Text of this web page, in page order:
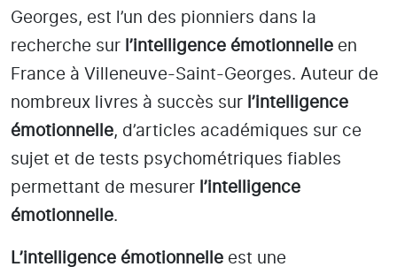
Georges, est l’un des pionniers dans la
recherche sur l’intelligence émotionnelle en
France à Villeneuve-Saint-Georges. Auteur de
nombreux livres à succès sur l’intelligence
émotionnelle, d’articles académiques sur ce
sujet et de tests psychométriques fiables
permettant de mesurer l’intelligence
émotionnelle.
L’intelligence émotionnelle est une